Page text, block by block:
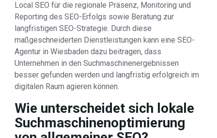
Local SEO für die regionale Präsenz, Monitoring und
Reporting des SEO-Erfolgs sowie Beratung zur
langfristigen SEO-Strategie. Durch diese
maßgeschneiderten Dienstleistungen kann eine SEO-
Agentur in Wiesbaden dazu beitragen, dass
Unternehmen in den Suchmaschinenergebnissen
besser gefunden werden und langfristig erfolgreich im
digitalen Raum agieren können.
Wie unterscheidet sich lokale
Suchmaschinenoptimierung